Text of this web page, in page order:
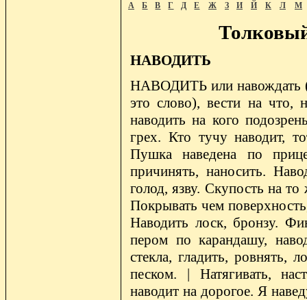
А Б В Г Д Е Ж З И Й К Л М
НАВОДИТЬ
НАВОДИТЬ или навождать
это слово), вести на что,
наводить на кого
грех. Кто тучу наводит,
Пушка наведена по
причинять, наносить.
голод, язву. Скупость на
Покрывать чем
Наводить лоск, бронзу.
пером по карандашу,
стекла, гладить, ровнять,
песком. | Натягивать,
наводит на дорогое. Я